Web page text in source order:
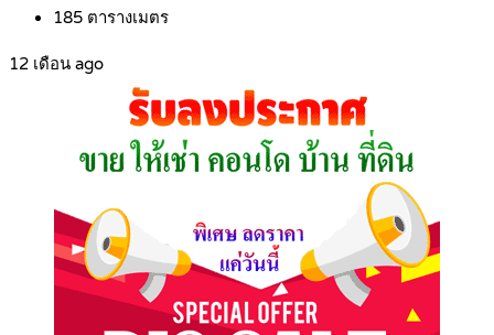
185 ตารางเมตร
12 เดือน ago